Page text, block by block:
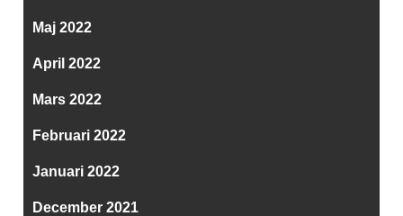
Maj 2022
April 2022
Mars 2022
Februari 2022
Januari 2022
December 2021